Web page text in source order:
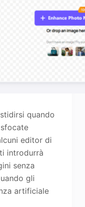
quando
editor di
introdurrà
senza
gli
artificiale